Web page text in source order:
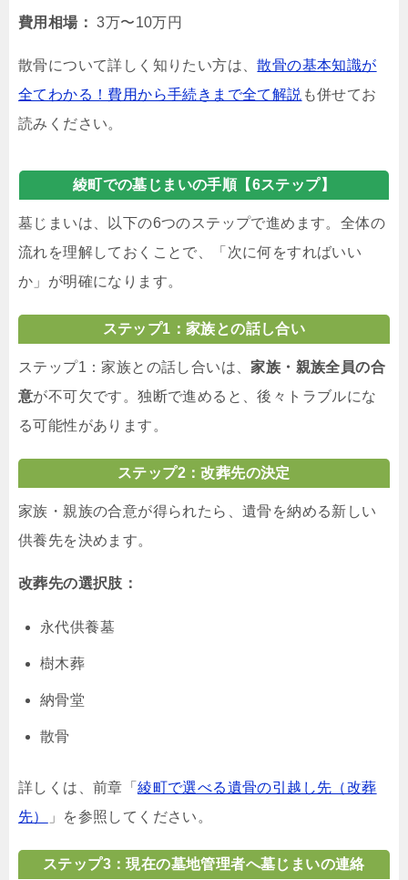
費用相場： 3万〜10万円
散骨について詳しく知りたい方は、散骨の基本知識が
全てわかる！費用から手続きまで全て解説 も併せてお
読みください。
綾町での墓じまいの手順【6ステップ】
墓じまいは、以下の6つのステップで進めます。全体の
流れを理解しておくことで、「次に何をすればいい
か」が明確になります。
ステップ1：家族との話し合い
ステップ1：家族との話し合いは、 家族・親族全員の合
意が不可欠です。独断で進めると、後々トラブルにな
る可能性があります。
ステップ2：改葬先の決定
家族・親族の合意が得られたら、遺骨を納める新しい
供養先を決めます。
改葬先の選択肢：
永代供養墓
樹木葬
納骨堂
散骨
詳しくは、前章「綾町で選べる遺骨の引越し先（改葬
先）
」を参照してください。
ステップ3：現在の墓地管理者へ墓じまいの連絡